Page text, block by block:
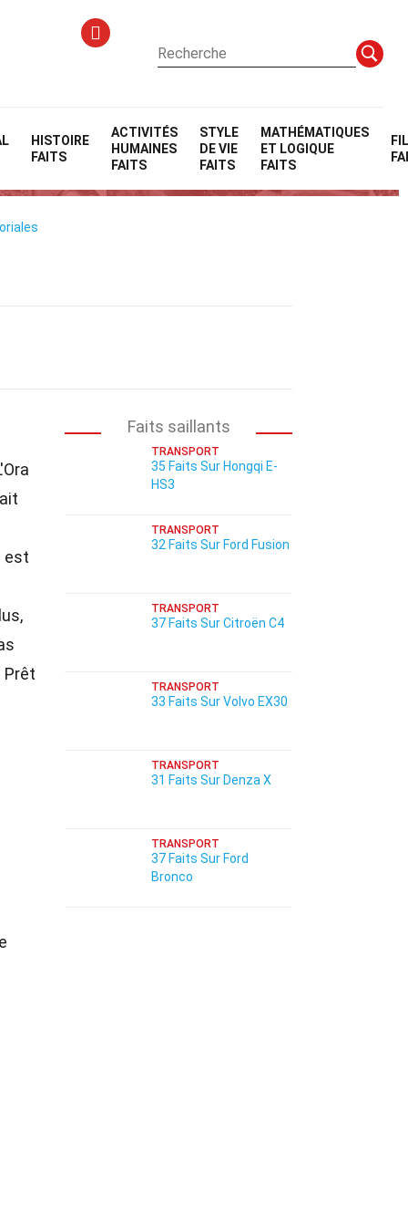
HISTOIRE
FAITS
ACTIVITÉS
HUMAINES
FAITS
STYLE
DE VIE
FAITS
MATHÉMATIQUES
ET LOGIQUE
FAITS
est
Prêt
Faits saillants
TRANSPORT
35 Faits Sur Hongqi E-
HS3
TRANSPORT
32 Faits Sur Ford Fusion
TRANSPORT
37 Faits Sur Citroën C4
TRANSPORT
33 Faits Sur Volvo EX30
TRANSPORT
31 Faits Sur Denza X
TRANSPORT
37 Faits Sur Ford
Bronco